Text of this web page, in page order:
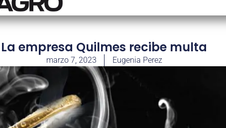
La empresa Quilmes recibe multa
marzo 7, 2023 Eugenia Perez